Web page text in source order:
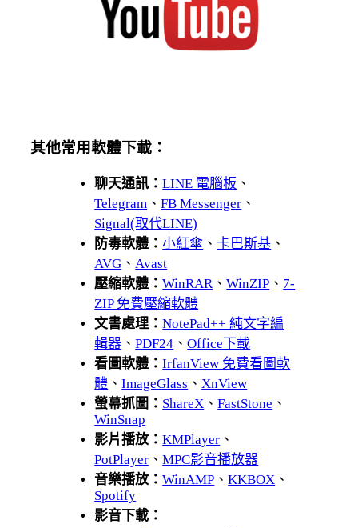
其他常用軟體下載：
聊天通訊：LINE 電腦板 、
Telegram 、FB Messenger 、
Signal(取代LINE)
防毒軟體：小紅傘 、卡巴斯基 、
AVG 、 Avast
壓縮軟體：WinRAR 、WinZIP 、 7-
ZIP 免費壓縮軟體
文書處理：NotePad++ 純文字編
輯器 、PDF24 、Office下載
看圖軟體：IrfanView 免費看圖軟
體 、ImageGlass 、 XnView
螢幕抓圖： ShareX 、FastStone 、
WinSnap
影片播放：KMPlayer 、
PotPlayer 、MPC影音播放器
音樂播放：WinAMP 、KKBOX 、
Spotify
影音下載：